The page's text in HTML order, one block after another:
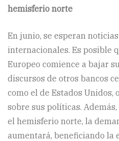
hemisferio norte
En junio, se esperan
internacionales. Es posible
Europeo comience a bajar
discursos de otros bancos
como el de Estados Unidos,
sobre sus políticas.
el hemisferio norte, la
aumentará, beneficiando la